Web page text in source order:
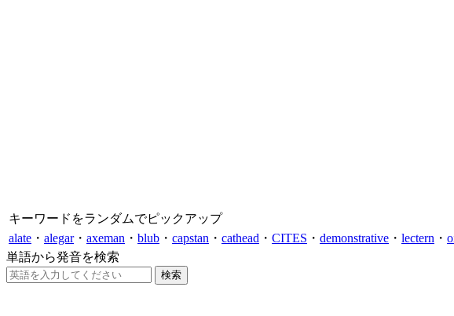
キーワードをランダムでピックアップ
alate ・ alegar・ axeman ・ blub ・ capstan ・ cathead ・ CITES ・ demonstrative ・ lectern ・
単語から発音を検索